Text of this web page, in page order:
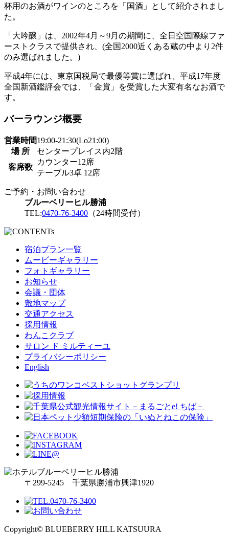
杯用のお酒がワインのところを「国酒」として紹介されまし
た。
「大吟醸」は、2002年4月～9月の期間に、全日空国際線ファ
ーストクラスで提供され、(全国2000近くある蔵の中より2件
のみ選ばれました。)
平成4年には、東京国税局で最優等賞に選ばれ、平成17年度
全国新酒鑑評会では、「金賞」を受賞した大変有名なお酒で
す。
バーラウンジ概要
営業時間19:00-21:30(Lo21:00)
場 所
センタープレイス内2階
客席数
カウンター12席
テーブル3卓 12席
ご予約・お問い合わせ
ブルーベリーヒル勝浦
TEL:0470-76-3400 （24時間受付）
宿泊プラン一覧
ムービーギャラリー
フォトギャラリー
お知らせ
会議・団体
敷地マップ
交通アクセス
採用情報
わんこクラブ
サロン ド ミルティーユ
プライバシーポリシー
English
〒299-5245 千葉県勝浦市興津1920
Copyright© BLUEBERRY HILL KATSUURA